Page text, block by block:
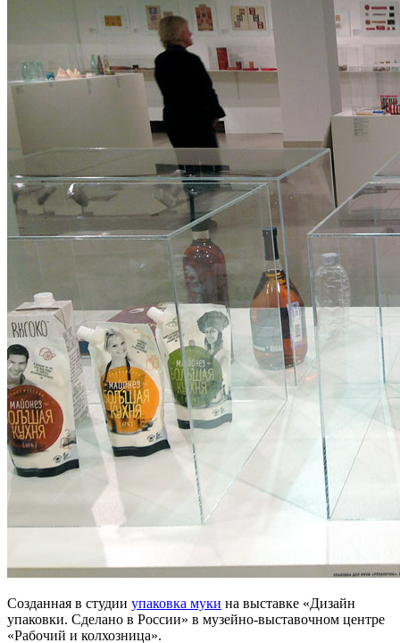
Созданная в студии упаковка муки на выставке «Дизайн
упаковки. Сделано в России» в музейно-выставочном центре
«Рабочий и колхозница».